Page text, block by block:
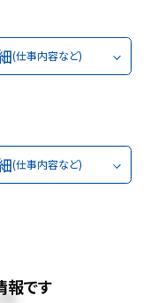
(仕事内容など)
(仕事内容など)
報です